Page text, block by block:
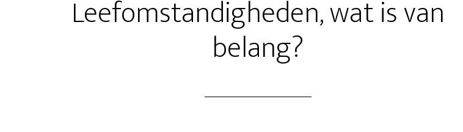
Leefomstandigheden, wat is van
belang?